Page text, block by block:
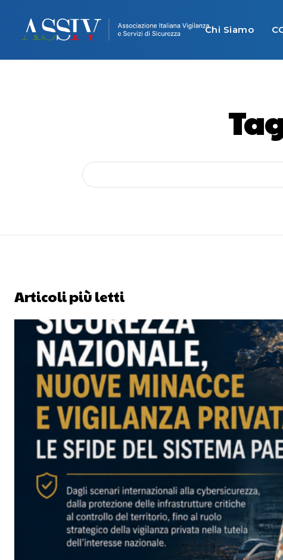
Chi Siamo
Articoli più letti